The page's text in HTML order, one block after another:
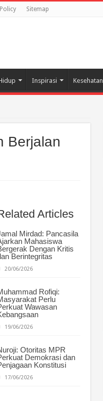
Sitemap
Inspirasi Kesehatan
Berjalan
Articles
Mirdad: Pancasila
Mahasiswa
Dengan Kritis
Berintegritas
20/06/2026
Rofiqi:
Perlu
Wawasan
19/06/2026
Otoritas MPR
Demokrasi dan
Konstitusi
17/06/2026